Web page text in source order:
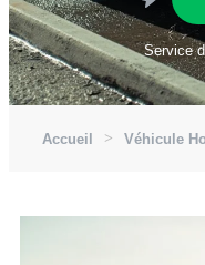
Service
Accueil Véhicule